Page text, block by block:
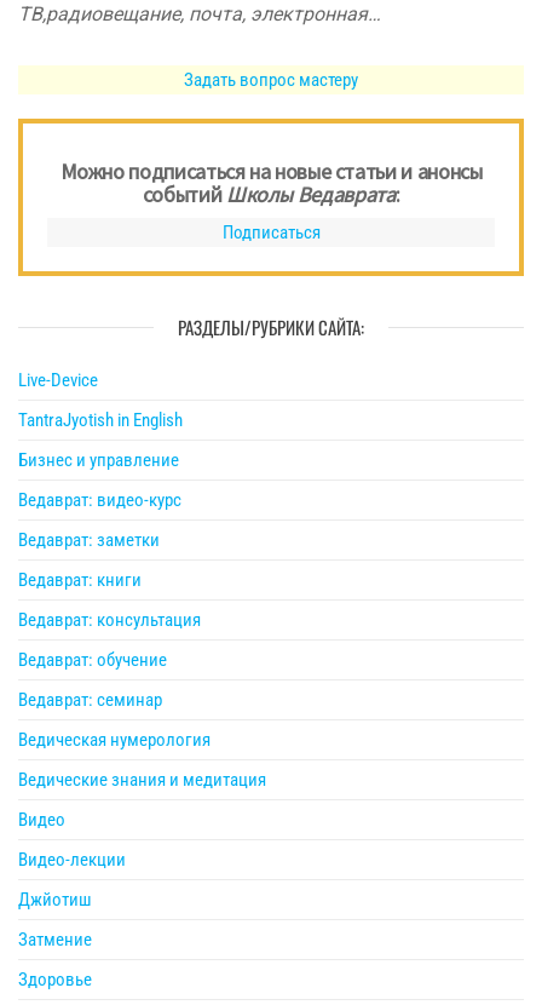
ТВ,радиовещание, почта, электронная…
Задать вопрос мастеру
Можно подписаться на новые статьи и анонсы
событий Школы Ведаврата:
Подписаться
РАЗДЕЛЫ/РУБРИКИ САЙТА:
Live-Device
TantraJyotish in English
Бизнес и управление
Ведаврат: видео-курс
Ведаврат: заметки
Ведаврат: книги
Ведаврат: консультация
Ведаврат: обучение
Ведаврат: семинар
Ведическая нумерология
Ведические знания и медитация
Видео
Видео-лекции
Джйотиш
Затмение
Здоровье